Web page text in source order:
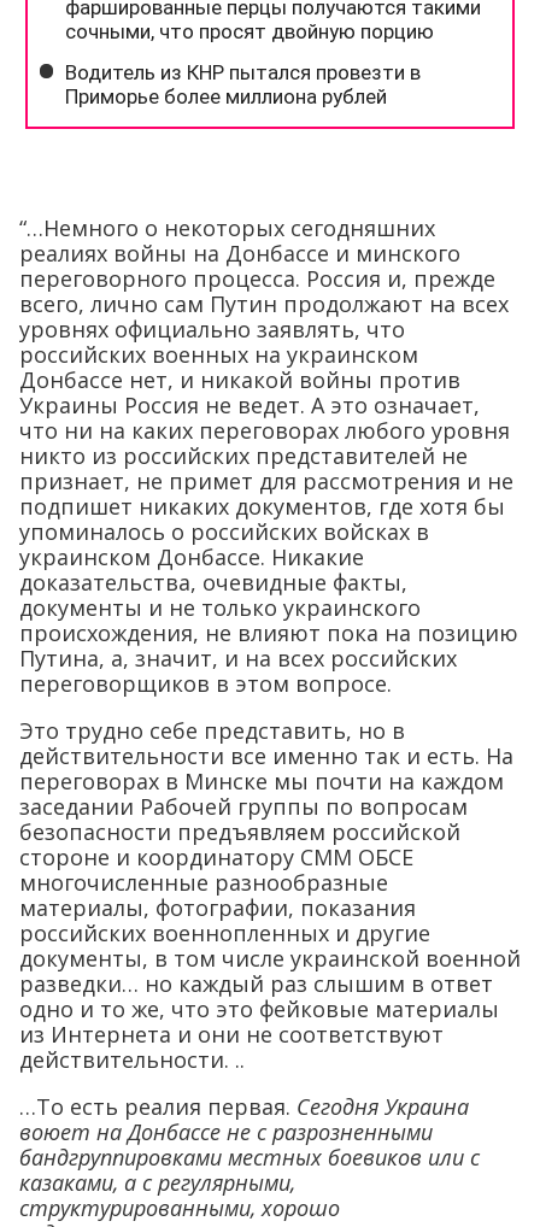
“…Немного о некоторых сегодняшних
реалиях войны на Донбассе и минского
переговорного процесса. Россия и, прежде
всего, лично сам Путин продолжают на всех
уровнях официально заявлять, что
российских военных на украинском
Донбассе нет, и никакой войны против
Украины Россия не ведет. А это означает,
что ни на каких переговорах любого уровня
никто из российских представителей не
признает, не примет для рассмотрения и не
подпишет никаких документов, где хотя бы
упоминалось о российских войсках в
украинском Донбассе. Никакие
доказательства, очевидные факты,
документы и не только украинского
происхождения, не влияют пока на позицию
Путина, а, значит, и на всех российских
переговорщиков в этом вопросе.
Это трудно себе представить, но в
действительности все именно так и есть. На
переговорах в Минске мы почти на каждом
заседании Рабочей группы по вопросам
безопасности предъявляем российской
стороне и координатору СММ ОБСЕ
многочисленные разнообразные
материалы, фотографии, показания
российских военнопленных и другие
документы, в том числе украинской военной
разведки… но каждый раз слышим в ответ
одно и то же, что это фейковые материалы
из Интернета и они не соответствуют
действительности. ..
…То есть реалия первая. Сегодня Украина
воюет на Донбассе не с разрозненными
бандгруппировками местных боевиков или с
казаками, а с регулярными,
структурированными, хорошо